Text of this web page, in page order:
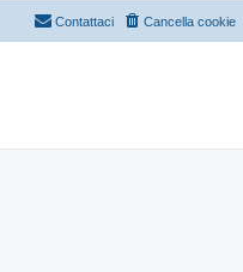
Cancella cookie
Contattaci